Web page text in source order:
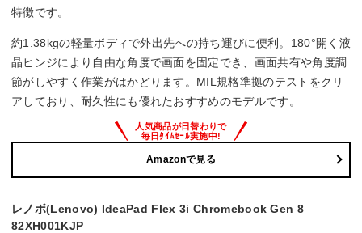
HDMIx1
Office詳細
Office無し
特徴です。
約1.38kgの軽量ボディで外出先への持ち運びに便利。180°開く液
晶ヒンジにより自由な角度で画面を固定でき、画面共有や角度調
節がしやすく作業がはかどります。MIL規格準拠のテストをクリ
アしており、耐久性にも優れたおすすめのモデルです。
Amazonで見る
レノボ(Lenovo) IdeaPad Flex 3i Chromebook Gen 8
82XH001KJP